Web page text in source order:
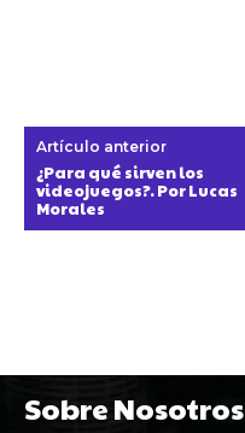
Artículo anterior
¿Para qué sirven los
videojuegos?. Por Lucas
Morales
Sobre Nosotros